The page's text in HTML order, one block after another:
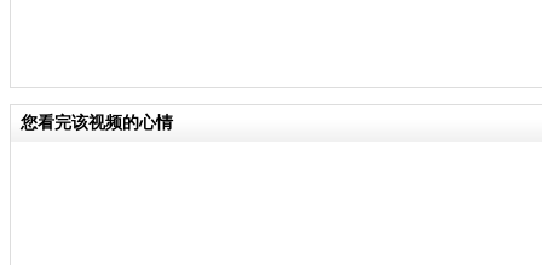
您看完该视频的心情